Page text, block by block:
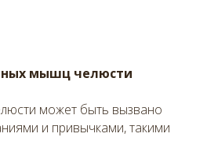
мышц челюсти
может быть вызвано
и привычками, такими